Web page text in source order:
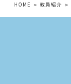
HOME 教員紹介